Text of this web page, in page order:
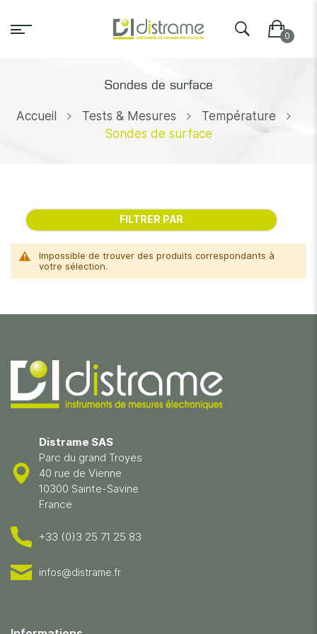
Sondes de surface
Accueil Tests & Mesures
Température
Sondes de surface
Impossible de trouver des produits correspondants à
votre sélection.
FILTRER PAR
Distrame SAS
Parc du grand Troyes
40 rue de Vienne
10300 Sainte-Savine
France
+33 (0)3 25 71 25 83
infos@distrame.fr